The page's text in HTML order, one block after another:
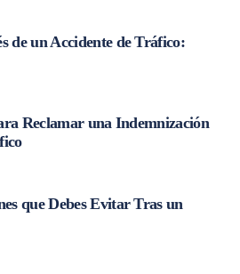
de un Accidente de Tráfico:
Reclamar una Indemnización
que Debes Evitar Tras un